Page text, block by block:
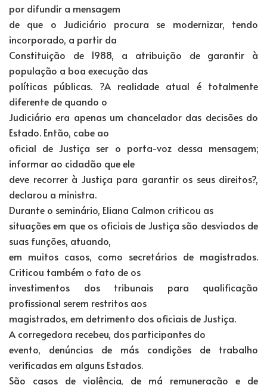
por difundir a mensagem
de que o Judiciário procura se modernizar, tendo
incorporado, a partir da
Constituição de 1988, a atribuição de garantir à
população a boa execução das
políticas públicas. ?A realidade atual é totalmente
diferente de quando o
Judiciário era apenas um chancelador das decisões do
Estado. Então, cabe ao
oficial de Justiça ser o porta-voz dessa mensagem;
informar ao cidadão que ele
deve recorrer à Justiça para garantir os seus direitos?,
declarou a ministra.
Durante o seminário, Eliana Calmon criticou as
situações em que os oficiais de Justiça são desviados de
suas funções, atuando,
em muitos casos, como secretários de magistrados.
Criticou também o fato de os
investimentos dos tribunais para qualificação
profissional serem restritos aos
magistrados, em detrimento dos oficiais de Justiça.
A corregedora recebeu, dos participantes do
evento, denúncias de más condições de trabalho
verificadas em alguns Estados.
São casos de violência, de má remuneração e de